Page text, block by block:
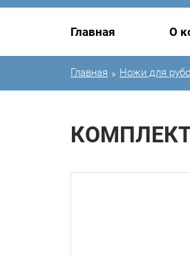
Главная О
Главная » Ножи для